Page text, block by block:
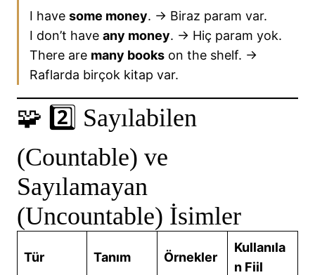
📘Quantifiers
👏Summary of Tenses – 1
👏TENSES IN ENGLISH
I have some money. → Biraz param var.
I don’t have any money. → Hiç param yok.
There are many books on the shelf. →
Raflarda birçok kitap var.
🧩 2️⃣ Sayılabilen
(Countable) ve
Sayılamayan
(Uncountable) İsimler
Tür Tanım Örnekler
Kullanıla
n Fiil